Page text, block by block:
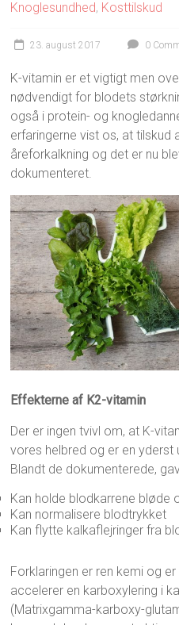
Knoglesundhed, Kosttilskud
23. august 2017 0
K-vitamin er et vigtigt men
nødvendigt for blodets
også i protein- og
erfaringerne vist os, at tilskud
åreforkalkning og det er nu
dokumenteret.
Effekterne af K2-vitamin
Der er ingen tvivl om, at K-
vores helbred og er en yderst
Blandt de dokumenterede,
Kan holde blodkarrene bløde
Kan normalisere blodtrykket
Kan flytte kalkaflejringer fra
Forklaringen er ren kemi og
accelerer en karboxylering i
(Matrixgamma-karboxy-